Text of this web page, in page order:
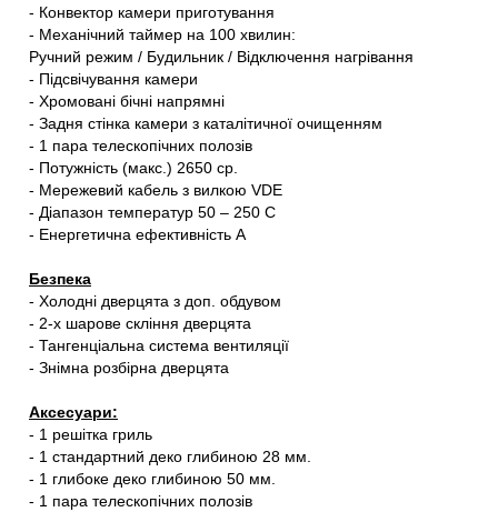
- Конвектор камери приготування
- Механічний таймер на 100 хвилин:
Ручний режим / Будильник / Відключення нагрівання
- Підсвічування камери
- Хромовані бічні напрямні
- Задня стінка камери з каталітичної очищенням
- 1 пара телескопічних полозів
- Потужність (макс.) 2650 ср.
- Мережевий кабель з вилкою VDE
- Діапазон температур 50 – 250 С
- Енергетична ефективність А
Безпека
- Холодні дверцята з доп. обдувом
- 2-х шарове скління дверцята
- Тангенціальна система вентиляції
- Знімна розбірна дверцята
Аксесуари:
- 1 решітка гриль
- 1 стандартний деко глибиною 28 мм.
- 1 глибоке деко глибиною 50 мм.
- 1 пара телескопічних полозів